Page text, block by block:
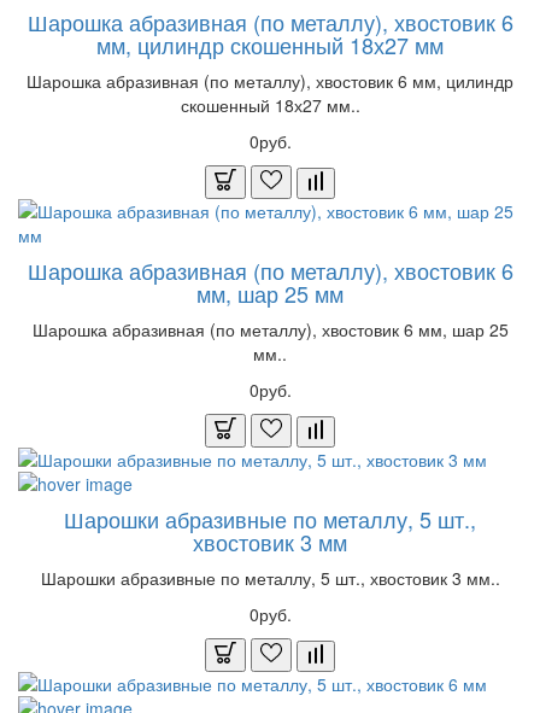
Шарошка абразивная (по металлу), хвостовик 6
мм, цилиндр скошенный 18х27 мм
Шарошка абразивная (по металлу), хвостовик 6 мм, цилиндр
скошенный 18х27 мм..
0руб.
Шарошка абразивная (по металлу), хвостовик 6
мм, шар 25 мм
Шарошка абразивная (по металлу), хвостовик 6 мм, шар 25
мм..
0руб.
Шарошки абразивные по металлу, 5 шт.,
хвостовик 3 мм
Шарошки абразивные по металлу, 5 шт., хвостовик 3 мм..
0руб.